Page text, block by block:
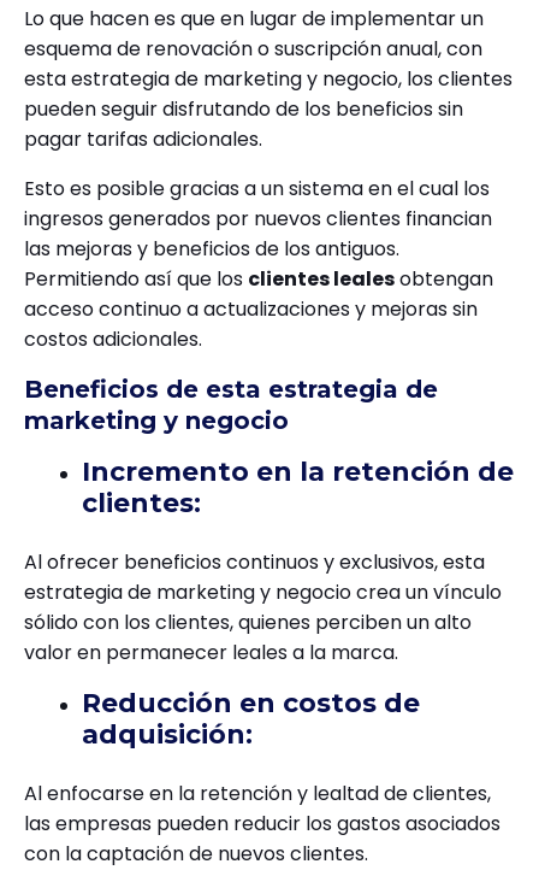
Lo que hacen es que en lugar de implementar un
esquema de renovación o suscripción anual, con
esta estrategia de marketing y negocio, los clientes
pueden seguir disfrutando de los beneficios sin
pagar tarifas adicionales.
Esto es posible gracias a un sistema en el cual los
ingresos generados por nuevos clientes financian
las mejoras y beneficios de los antiguos.
Permitiendo así que los clientes lealesobtengan
acceso continuo a actualizaciones y mejoras sin
costos adicionales.
Beneficios de esta estrategia de
marketing y negocio
Incremento en la retención de
clientes:
Al ofrecer beneficios continuos y exclusivos, esta
estrategia de marketing y negocio crea un vínculo
sólido con los clientes, quienes perciben un alto
valor en permanecer leales a la marca.
Reducción en costos de
adquisición:
Al enfocarse en la retención y lealtad de clientes,
las empresas pueden reducir los gastos asociados
con la captación de nuevos clientes.